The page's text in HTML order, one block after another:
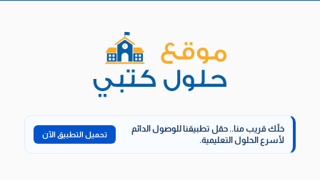
خلّك قريب منا.. حمّل تطبيقنا للوصول الدائم
لأسرع الحلول التعليمية.
تحميل التطبيق الآن